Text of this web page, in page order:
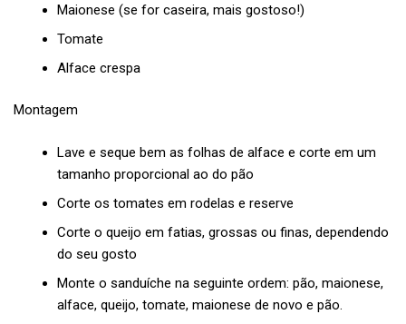
Maionese (se for caseira, mais gostoso!)
Tomate
Alface crespa
Montagem
Lave e seque bem as folhas de alface e corte em um
tamanho proporcional ao do pão
Corte os tomates em rodelas e reserve
Corte o queijo em fatias, grossas ou finas, dependendo
do seu gosto
Monte o sanduíche na seguinte ordem: pão, maionese,
alface, queijo, tomate, maionese de novo e pão.